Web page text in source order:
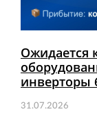
Ожидается
инверторы
31.07.2026